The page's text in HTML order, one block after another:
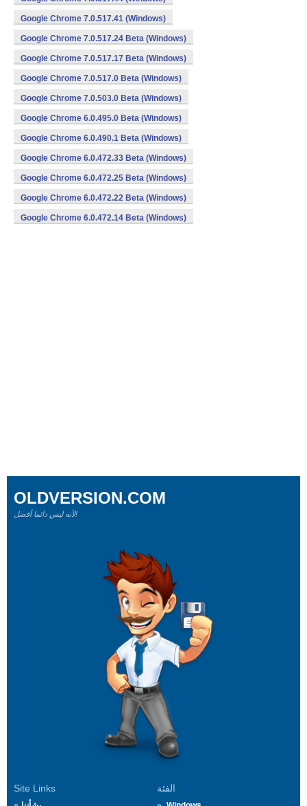
Google Chrome 7.0.517.41 (Windows)
Google Chrome 7.0.517.24 Beta (Windows)
Google Chrome 7.0.517.17 Beta (Windows)
Google Chrome 7.0.517.0 Beta (Windows)
Google Chrome 7.0.503.0 Beta (Windows)
Google Chrome 6.0.495.0 Beta (Windows)
Google Chrome 6.0.490.1 Beta (Windows)
Google Chrome 6.0.472.33 Beta (Windows)
Google Chrome 6.0.472.25 Beta (Windows)
Google Chrome 6.0.472.22 Beta (Windows)
Google Chrome 6.0.472.14 Beta (Windows)
Site Links الفئة
OLDVERSION.COM
لأنه ليس دائما أفضل!